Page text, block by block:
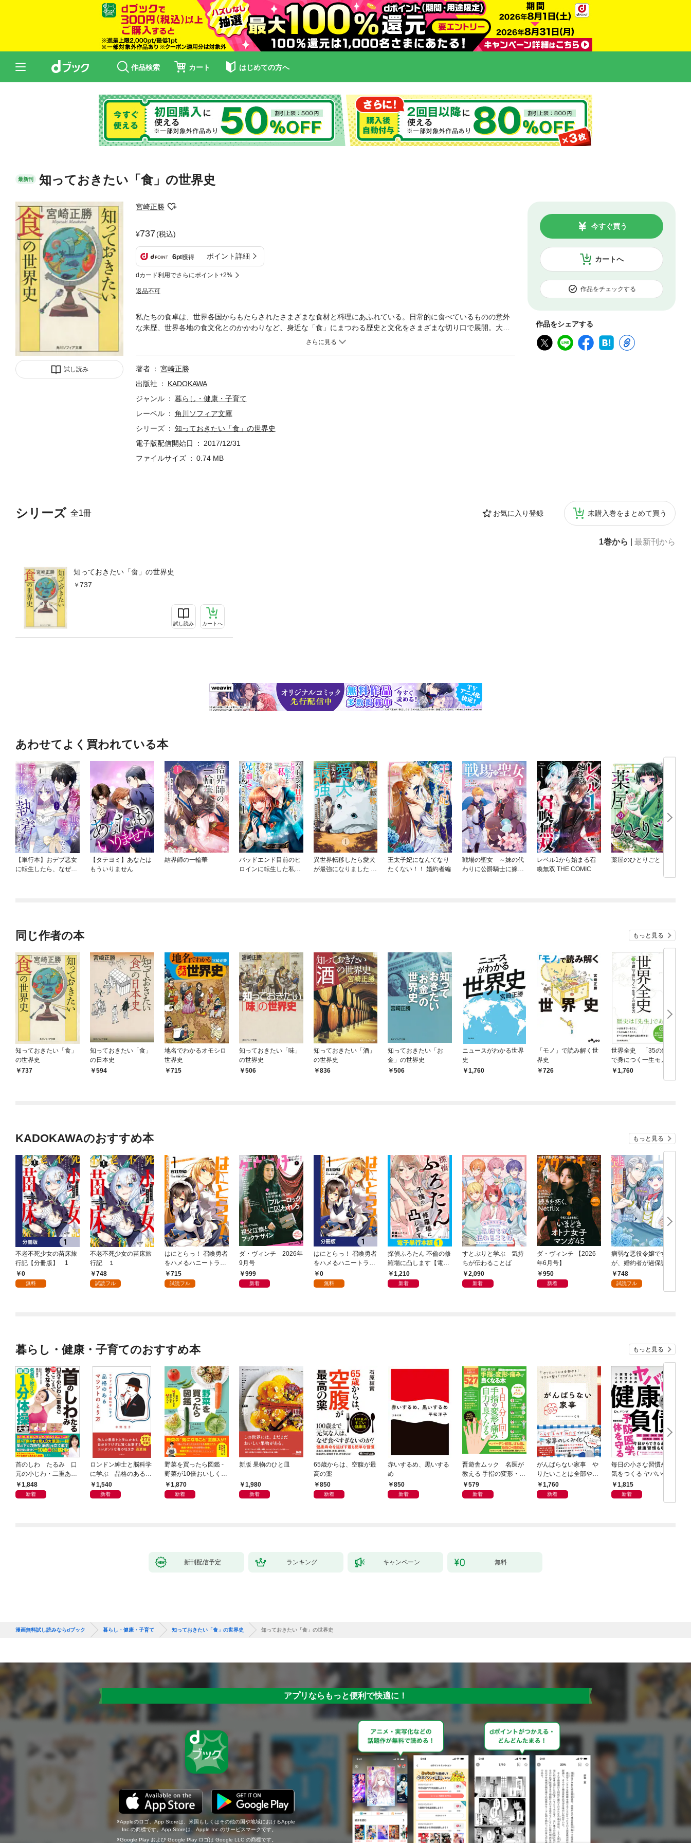
作品検索 カート はじめての方へ
最新刊 知っておきたい「食」の世界史
試し読み
宮崎正勝
737(税込)
6pt獲得 ポイント詳細
dカード利用でさらにポイント+2%
返品不可
カートへ
今すぐ買う
作品をチェックする
作品をシェアする
シリーズ 全1冊 お気に入り登録 未購入巻をまとめて買う
1巻から 最新刊から
知っておきたい「食」の世界史
737
試し読み カートへ
私たちの食卓は、世界各国からもたらされたさまざまな食材と料理にあふれている。日常的に食べているものの意外
な来歴、世界各地の食文化とのかかわりなど、身近な「食」にまつわる歴史と文化をさまざまな切り口で展開。大航
海時代に地球規模で劇的に変化した食材の世界交流、コールドチェーンがもたらした食文化の単一化など、食卓の上
著者
宮崎正勝
出版社
KADOKAWA
ジャンル
暮らし・健康・子育て
レーベル
角川ソフィア文庫
シリーズ
知っておきたい「食」の世界史
電子版配信開始日
2017/12/31
ファイルサイズ
0.74 MB
あわせてよく買われている本
【単行本】おデブ悪女
に転生したら、なぜか
【タテヨミ】あなたは
もういりません
結界師の一輪華
バッドエンド目前のヒ
ロインに転生した私、
異世界転移したら愛犬
が最強になりました ～
王太子妃になんてなり
たくない！！ 婚約者編
戦場の聖女 ～妹の代
わりに公爵騎士に嫁ぐ
レベル1から始まる召
喚無双 THE COMIC
薬屋のひとりごと
同じ作者の本 もっと見る
知っておきたい「食」
の世界史
737
知っておきたい「食」
の日本史
594
地名でわかるオモシロ
世界史
715
知っておきたい「味」
の世界史
506
知っておきたい「酒」
の世界史
836
知っておきたい「お
金」の世界史
506
ニュースがわかる世界
史
1,760
「モノ」で読み解く世
界史
726
世界全史 「35の鍵」
で身につく一生モノの
歴史力
1,760
KADOKAWAのおすすめ本 もっと見る
不老不死少女の苗床旅
行記【分冊版】 1
0
無料
不老不死少女の苗床旅
行記 １
748
試読フル
はにとらっ！ 召喚勇者
をハメるハニートラッ
プ包囲網 1
715
試読フル
ダ・ヴィンチ 2026年
9月号
999
新着
はにとらっ！ 召喚勇者
をハメるハニートラッ
プ包囲網【分冊版】
1
0
無料
探偵ふろたん 不倫の修
羅場に凸します【電子
単行本版】1
1,210
新着
すとぷりと学ぶ 気持
ちが伝わることば
2,090
新着
ダ・ヴィンチ 【2026
年6月号】
950
新着
病弱な悪役令嬢です
が、婚約者が過保護す
ぎて逃げ出したい(私た
ち犬猿の仲でしたよ
748
試読フル
暮らし・健康・子育てのおすすめ本 もっと見る
首のしわ たるみ 口
元の小じわ・二重あ
ご 何歳からでもここ
まで若くなる！ 名医
1,848
新着
ロンドン紳士と脳科学
に学ぶ 品格のあるマ
ウントのとり方
1,540
新着
野菜を買ったら図鑑 -
野菜が10倍おいしくな
る保存法と64のレシピ
-
1,870
新着
新版 果物のひと皿
1,980
新着
65歳からは、空腹が最
高の薬
850
新着
赤いするめ、黒いする
め
850
新着
晋遊舎ムック 名医が
教える 手指の変形・痛
みが良くなる本
579
新着
がんばらない家事 や
りたいことは全部や
る！ラクして整う「ご
きげん」ルール
1,760
新着
毎日の小さな習慣が病
気をつくる ヤバい健康
負債1,815
新着
新刊配信予定 ランキング キャンペーン 無料
漫画無料試し読みならdブック 暮らし・健康・子育て 知っておきたい「食」の世界史 知っておきたい「食」の世界史
アプリならもっと便利で快適に！
Appleのロゴ、App Storeは、米国もしくはその他の国や地域におけるApple
Inc.の商標です。App Storeは、Apple Inc.のサービスマークです。
Google Play および Google Play ロゴは Google LLC の商標です。